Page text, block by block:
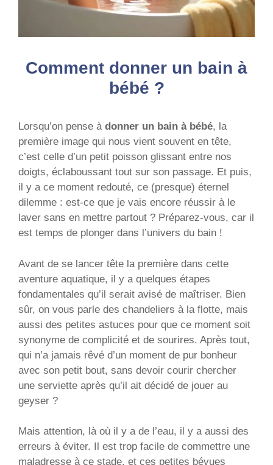
Comment donner un bain à
bébé ?
Lorsqu’on pense à donner un bain à bébé, la
première image qui nous vient souvent en tête,
c’est celle d’un petit poisson glissant entre nos
doigts, éclaboussant tout sur son passage. Et puis,
il y a ce moment redouté, ce (presque) éternel
dilemme : est-ce que je vais encore réussir à le
laver sans en mettre partout ? Préparez-vous, car il
est temps de plonger dans l’univers du bain !
Avant de se lancer tête la première dans cette
aventure aquatique, il y a quelques étapes
fondamentales qu’il serait avisé de maîtriser. Bien
sûr, on vous parle des chandeliers à la flotte, mais
aussi des petites astuces pour que ce moment soit
synonyme de complicité et de sourires. Après tout,
qui n’a jamais rêvé d’un moment de pur bonheur
avec son petit bout, sans devoir courir chercher
une serviette après qu’il ait décidé de jouer au
geyser ?
Mais attention, là où il y a de l’eau, il y a aussi des
erreurs à éviter. Il est trop facile de commettre une
maladresse à ce stade, et ces petites bévues